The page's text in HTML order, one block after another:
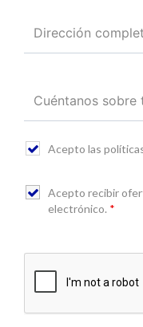
Acepto las
Acepto recibir
electrónico. *